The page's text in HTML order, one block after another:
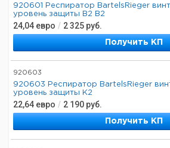
920601 Респиратор BartelsRieger
уровень защиты B2 B2
24,04 евро / 2 325 руб.
Получить КП
920603
920603 Респиратор BartelsRieger
уровень защиты K2
22,64 евро / 2 190 руб.
Получить КП